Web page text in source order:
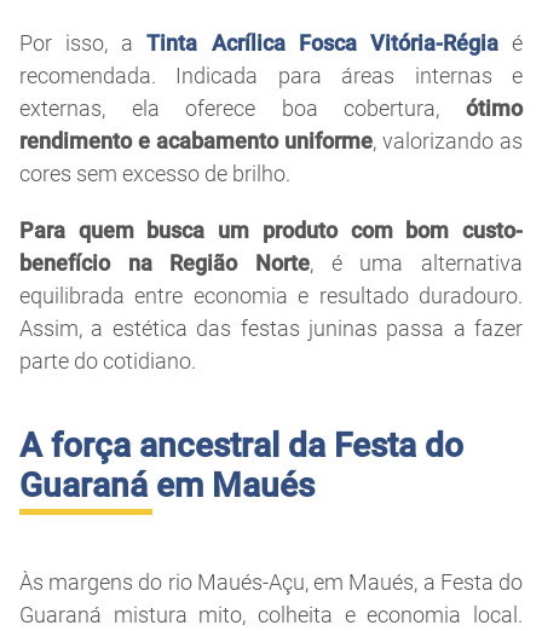
Por isso, aTinta Acrílica Fosca Vitória-Régiaé
recomendada. Indicada para áreas internas e
externas, ela oferece boa cobertura, ótimo
rendimento e acabamento uniforme, valorizando as
cores sem excesso de brilho.
Para quem busca um produto com bom custo-
benefício na Região Norte, é uma alternativa
equilibrada entre economia e resultado duradouro.
Assim, a estética das festas juninas passa a fazer
parte do cotidiano.
A força ancestral da Festa do
Guaraná em Maués
Às margens do rio Maués-Açu, em Maués, a Festa do
Guaraná mistura mito, colheita e economia local.